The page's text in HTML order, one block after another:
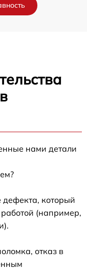
нами детали
который
(например,
отказ в